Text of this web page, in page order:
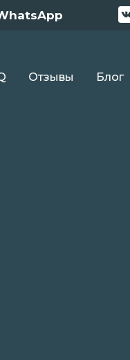
Отзывы Блог